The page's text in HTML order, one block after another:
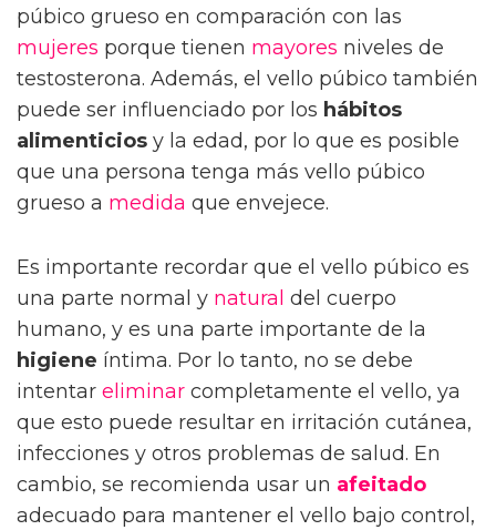
púbico grueso en comparación con las
mujeres porque tienen mayores niveles de
testosterona. Además, el vello púbico también
puede ser influenciado por los hábitos
alimenticios y la edad, por lo que es posible
que una persona tenga más vello púbico
grueso a medida que envejece.
Es importante recordar que el vello púbico es
una parte normal y natural del cuerpo
humano, y es una parte importante de la
higiene íntima. Por lo tanto, no se debe
intentar eliminar completamente el vello, ya
que esto puede resultar en irritación cutánea,
infecciones y otros problemas de salud. En
cambio, se recomienda usar un afeitado
adecuado para mantener el vello bajo control,